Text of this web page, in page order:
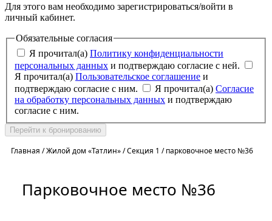
Для этого вам необходимо зарегистрироваться/войти в
личный кабинет.
Обязательные согласия
Я прочитал(а) Политику конфиденциальности
персональных данных и подтверждаю согласие с ней.
Я прочитал(а) Пользовательское соглашение
подтверждаю согласие с ним.
Я прочитал(а) Согласие
на обработку персональных данных
согласие с ним.
Перейти к бронированию
Главная /Жилой дом «Татлин»/Секция 1 /парковочное место №36
Парковочное место №36